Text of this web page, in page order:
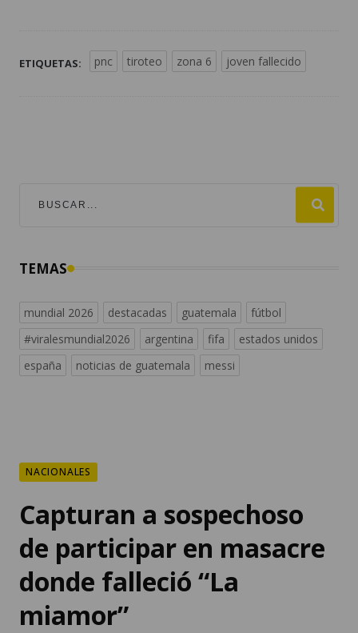
ETIQUETAS: pnc tiroteo zona 6 joven fallecido
TEMAS
mundial 2026 destacadas guatemala
fútbol
#viralesmundial2026
argentina fifa
estados unidos
españa
noticias de guatemala messi
NACIONALES
Capturan a sospechoso
de participar en masacre
donde falleció “La
miamor”